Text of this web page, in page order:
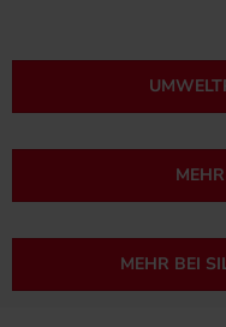
MEHR BEI